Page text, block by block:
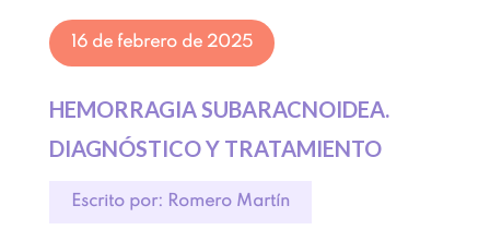
16 de febrero de 2025
HEMORRAGIA SUBARACNOIDEA.
DIAGNÓSTICO Y TRATAMIENTO
Escrito por: Romero Martín